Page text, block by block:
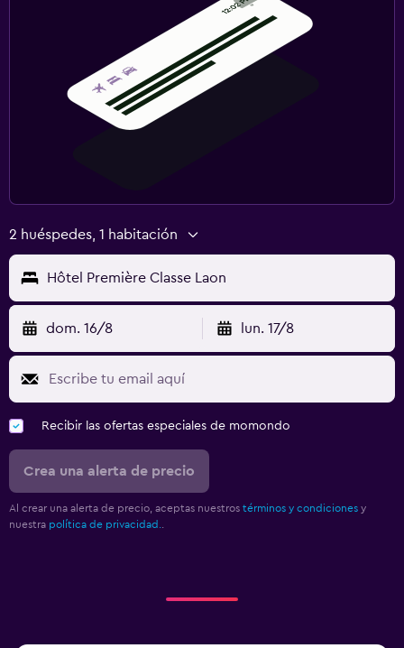
2 huéspedes, 1 habitación
Hôtel Première Classe Laon
dom. 16/8 lun. 17/8
Recibir las ofertas especiales de momondo
Crea una alerta de precio
Al crear una alerta de precio, aceptas nuestros términos y condiciones y
nuestra política de privacidad.